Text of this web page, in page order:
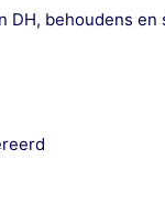
behoudens